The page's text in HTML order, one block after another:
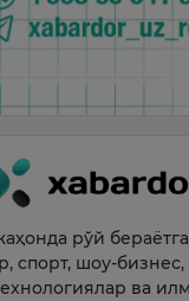
рўй
спорт, шоу-
ва